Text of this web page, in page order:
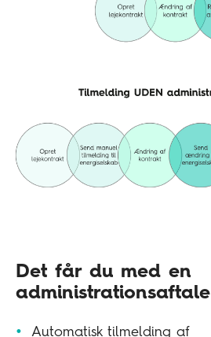
Det får du med en
administrationsaftale
Automatisk tilmelding af